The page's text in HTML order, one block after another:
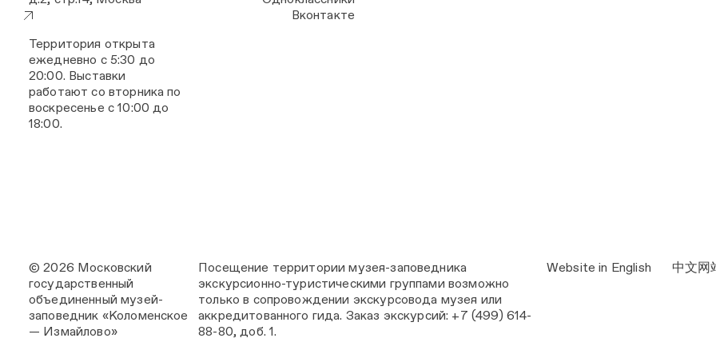
Территория открыта
ежедневно с 5:30 до
20:00. Выставки
работают со вторника по
воскресенье с 10:00 до
18:00.
Вконтакте
© 2026 Московский
государственный
объединенный музей-
заповедник «Коломенское
— Измайлово»
Посещение территории музея-заповедника
экскурсионно-туристическими группами возможно
только в сопровождении экскурсовода музея или
аккредитованного гида. Заказ экскурсий: +7 (499) 614-
88-80, доб. 1.
Website in English 中文网